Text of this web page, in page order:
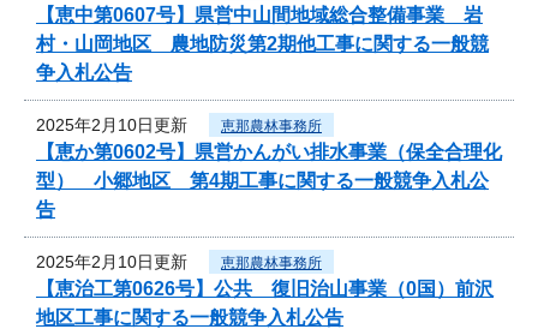
【恵中第0607号】県営中山間地域総合整備事業 岩
村・山岡地区 農地防災第2期他工事に関する一般競
争入札公告
2025年2月10日更新 恵那農林事務所
【恵か第0602号】県営かんがい排水事業（保全合理化
型） 小郷地区 第4期工事に関する一般競争入札公
告
2025年2月10日更新 恵那農林事務所
【恵治工第0626号】公共 復旧治山事業（0国）前沢
地区工事に関する一般競争入札公告